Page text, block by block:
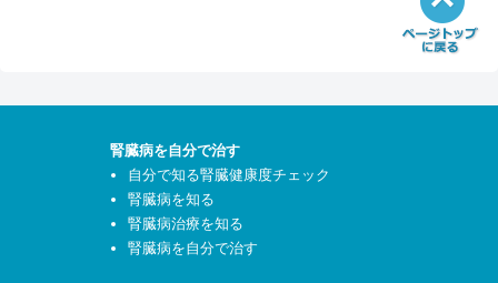
腎臓病を自分で治す
自分で知る腎臓健康度チェック
腎臓病を知る
腎臓病治療を知る
腎臓病を自分で治す